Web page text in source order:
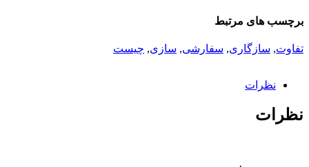
برچسب های مرتبط
تفاوت, سازگاری, سفارشی, سازی, چیست
نظرات
نظرات